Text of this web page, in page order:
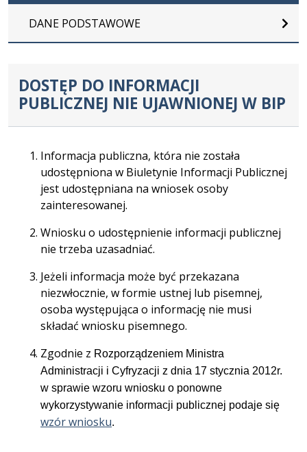
DANE PODSTAWOWE
DOSTĘP DO INFORMACJI
PUBLICZNEJ NIE UJAWNIONEJ W BIP
Informacja publiczna, która nie została
udostępniona w Biuletynie Informacji Publicznej
jest udostępniana na wniosek osoby
zainteresowanej.
Wniosku o udostępnienie informacji publicznej
nie trzeba uzasadniać.
Jeżeli informacja może być przekazana
niezwłocznie, w formie ustnej lub pisemnej,
osoba występująca o informację nie musi
składać wniosku pisemnego.
Zgodnie z Rozporządzeniem Ministra
Administracji i Cyfryzacji z dnia 17 stycznia 2012r.
w sprawie wzoru wniosku o ponowne
wykorzystywanie informacji publicznej podaje się
wzór wniosku.